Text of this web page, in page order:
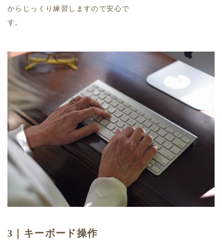
からじっくり練習しますので安心で
す。
3｜キーボード操作